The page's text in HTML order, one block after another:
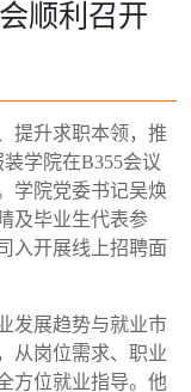
顺利召开
提升求职本领，推
装学院在B355会议
学院党委书记吴焕
及毕业生代表参
入开展线上招聘面
发展趋势与就业市
从岗位需求、职业
方位就业指导。他